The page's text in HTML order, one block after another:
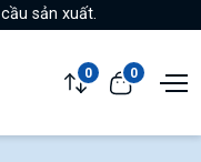
sản xuất.
0 0